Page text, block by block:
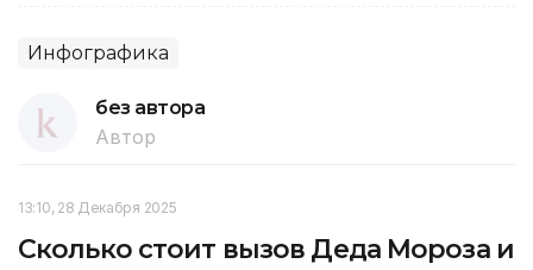
Инфографика
без автора
Автор
13:10, 28 Декабря 2025
Сколько стоит вызов Деда Мороза и